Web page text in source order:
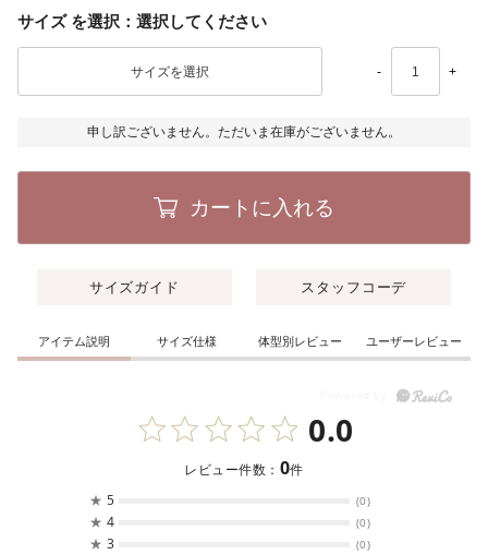
サイズ 選択してください
- +
申し訳ございません。ただいま在庫がございません。
カートに入れる
サイズガイド スタッフコーデ
アイテム説明 サイズ仕様 体型別レビュー ユーザーレビュー
0.0
レビュー件数： 0件
★ 5 (0)
★ 4 (0)
★ 3 (0)